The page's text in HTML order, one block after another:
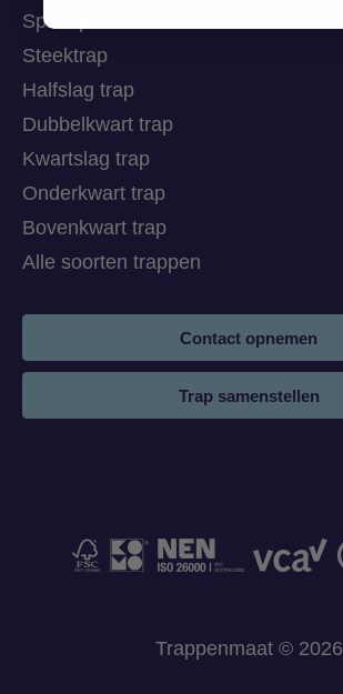
Spiltrap
Steektrap
Halfslag trap
Dubbelkwart trap
Kwartslag trap
Onderkwart trap
Bovenkwart trap
Alle soorten trappen
Contact opnemen
Trap samenstellen
Trappenmaat © 2026